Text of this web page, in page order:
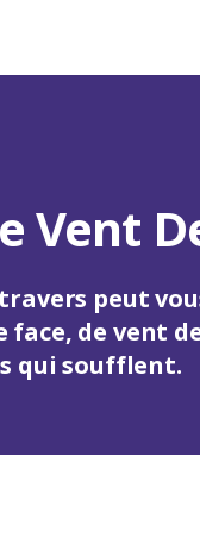
Vent
peut
face, de vent
qui soufflent.